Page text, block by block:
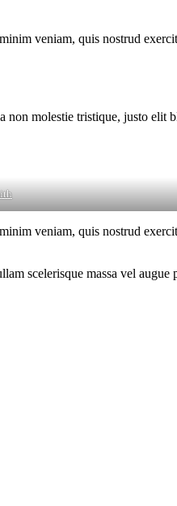
veniam, quis nostrud
non molestie tristique, justo elit
veniam, quis nostrud
scelerisque massa vel augue